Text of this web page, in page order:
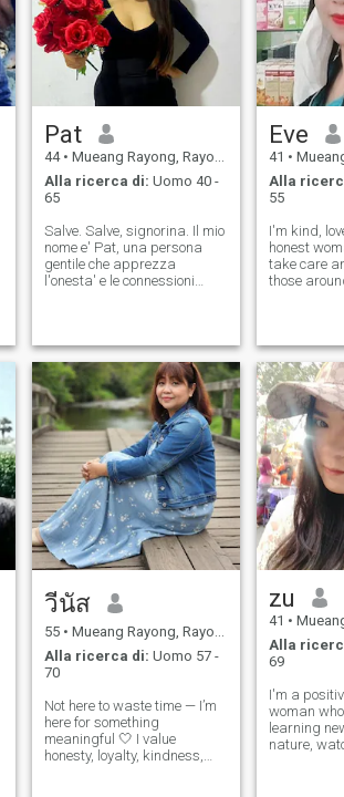
Pat
44 • Mueang Rayong, Rayong, Thailandia
Alla ricerca di: Uomo 40 -
65
Salve. Salve, signorina. Il mio
nome e' Pat, una persona
gentile che apprezza
l'onesta' e le connessioni
casa, esplorare la natura, e
condividere una buona
risata. Non sono qui per
giocare, sto cercando un
partner con cui costruire un
futuro, qualcuno che sia
pronto a crescere insieme e a
sostenersi a vicenda nei
momenti difficili.
Emozionalmente e
finanziariamente, no. Se stai
cercando una brava donna,
allora... Cerchiamo di
conoscerci meglio.
Eve
41 • Mueang
Alla
55
I'm kind,
honest
take care
those
different
learn new
วีนัส
55 • Mueang Rayong, Rayong, Thailandia
Alla ricerca di: Uomo 57 -
70
Not here to waste time — I’m
here for something
meaningful 🤍 I value
honesty, loyalty, kindness,
zu
41 • Mueang
Alla
69
I'm a
woman
learning
nature,